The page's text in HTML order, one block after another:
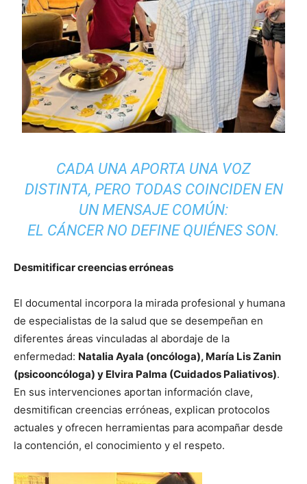
CADA UNA APORTA UNA VOZ
DISTINTA, PERO TODAS COINCIDEN EN
UN MENSAJE COMÚN:
EL CÁNCER NO DEFINE QUIÉNES SON.
Desmitificar creencias erróneas
El documental incorpora la mirada profesional y humana
de especialistas de la salud que se desempeñan en
diferentes áreas vinculadas al abordaje de la
enfermedad: Natalia Ayala (oncóloga), María Lis Zanin
(psicooncóloga) y Elvira Palma (Cuidados Paliativos).
En sus intervenciones aportan información clave,
desmitifican creencias erróneas, explican protocolos
actuales y ofrecen herramientas para acompañar desde
la contención, el conocimiento y el respeto.